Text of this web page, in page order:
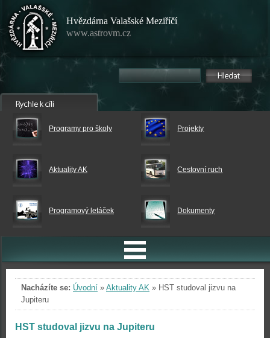
Hvězdárna Valašské Meziříčí
www.astrovm.cz
Programy pro školy Projekty
Aktuality AK Cestovní ruch
Programový letáček Dokumenty
Nacházíte se: Úvodní » Aktuality AK » HST studoval jizvu na
Jupiteru
HST studoval jizvu na Jupiteru